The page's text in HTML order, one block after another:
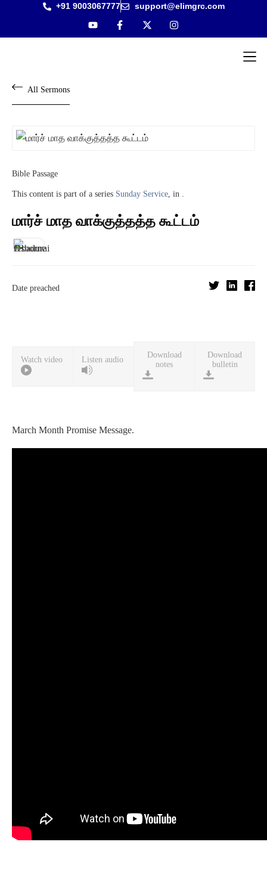
+91 9003067777 support@elimgrc.com
All Sermons
Bible Passage
This content is part of a series Sunday Service , in .
மார்ச் மாத வாக்குத்தத்த கூட்டம்
Date preached
Watch video Listen audio
Download
notes
Download
bulletin
March Month Promise Message.